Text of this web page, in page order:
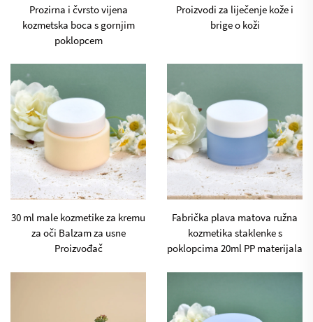
Prozirna i čvrsto vijena
kozmetska boca s gornjim
poklopcem
Proizvodi za liječenje kože i
brige o koži
30 ml male kozmetike za kremu
za oči Balzam za usne
Proizvođač
Fabrička plava matova ružna
kozmetika staklenke s
poklopcima 20ml PP materijala